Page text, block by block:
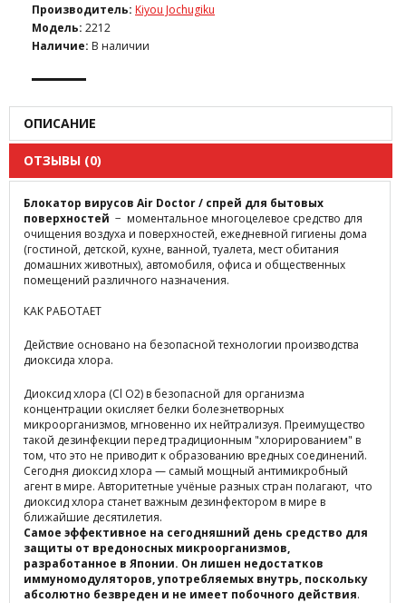
Производитель: Kiyou Jochugiku
Модель: 2212
Наличие: В наличии
ОПИСАНИЕ
ОТЗЫВЫ (0)
Блокатор вирусов Air Doctor / спрей для бытовых
поверхностей − моментальное многоцелевое средство для
очищения воздуха и поверхностей, ежедневной гигиены дома
(гостиной, детской, кухне, ванной, туалета, мест обитания
домашних животных), автомобиля, офиса и общественных
помещений различного назначения.
КАК РАБОТАЕТ
Действие основано на безопасной технологии производства
диоксида хлора.
Диоксид хлора (Cl O2) в безопасной для организма
концентрации окисляет белки болезнетворных
микроорганизмов, мгновенно их нейтрализуя. Преимущество
такой дезинфекции перед традиционным "хлорированием" в
том, что это не приводит к образованию вредных соединений.
Сегодня диоксид хлора — самый мощный антимикробный
агент в мире. Авторитетные учёные разных стран полагают, что
диоксид хлора станет важным дезинфектором в мире в
ближайшие десятилетия.
Самое эффективное на сегодняшний день средство для
защиты от вредоносных микроорганизмов,
разработанное в Японии. Он лишен недостатков
иммуномодуляторов, употребляемых внутрь, поскольку
абсолютно безвреден и не имеет побочного действия.